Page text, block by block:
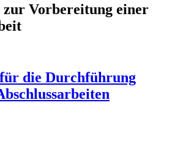
Vorbereitung einer
die Durchführung